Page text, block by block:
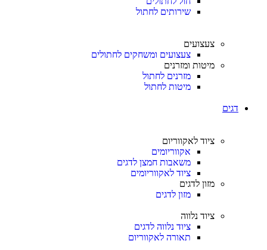
שירותים לחתול
צעצועים
צעצועים ומשחקים לחתולים
מיטות ומזרנים
מזרנים לחתול
מיטות לחתול
דגים
ציוד לאקווריום
אקווריומים
משאבות חמצן לדגים
ציוד לאקווריומים
מזון לדגים
מזון לדגים
ציוד נלווה
ציוד נלווה לדגים
תאורה לאקווריום